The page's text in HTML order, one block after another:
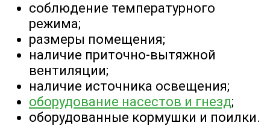
соблюдение температурного
режима;
размеры помещения;
наличие приточно-вытяжной
вентиляции;
наличие источника освещения;
оборудование насестов и гнезд;
оборудованные кормушки и поилки.